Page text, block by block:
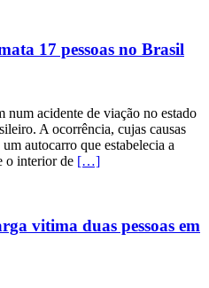
17 pessoas no Brasil
num acidente de viação no estado
A ocorrência, cujas causas
autocarro que estabelecia a
o interior de […]
vitima duas pessoas em